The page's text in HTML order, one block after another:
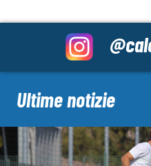
Ultime notizie